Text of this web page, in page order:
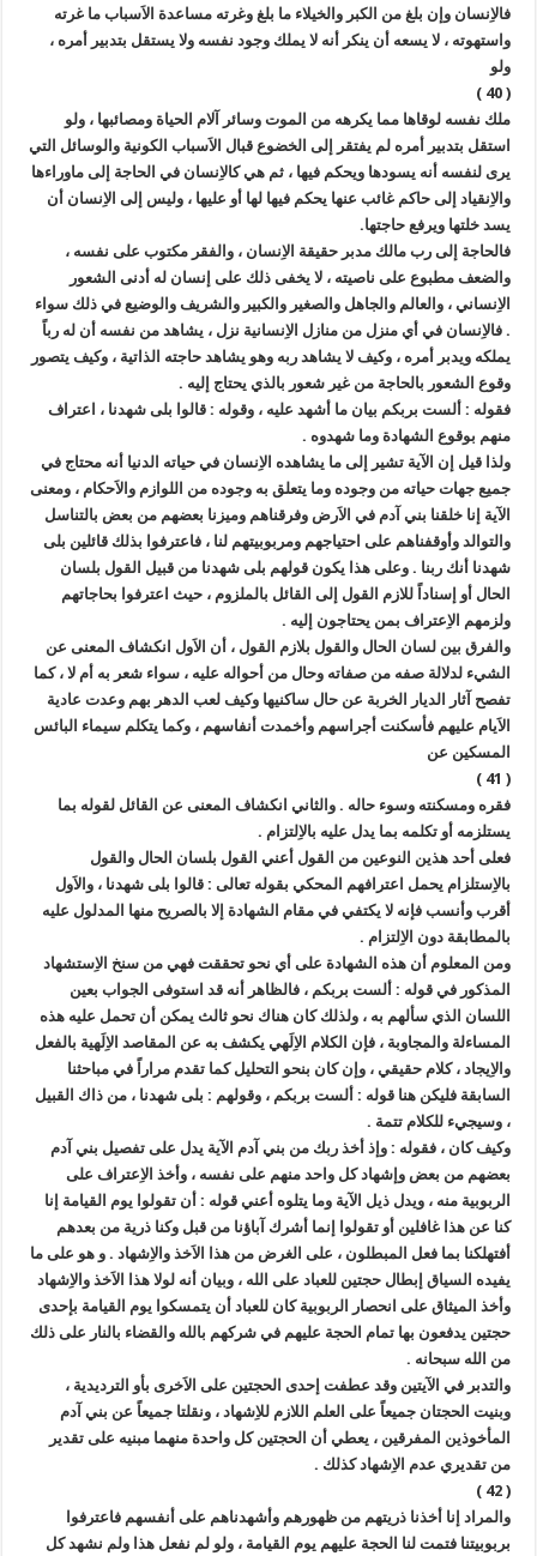
فالاِنسان وإن بلغ من الكبر والخيلاء ما بلغ وغرته مساعدة الاَسباب ما غرته
واستهوته ، لا يسعه أن ينكر أنه لا يملك وجود نفسه ولا يستقل بتدبير أمره ،
ولو
( 40 )
ملك نفسه لوقاها مما يكرهه من الموت وسائر آلام الحياة ومصائبها ، ولو
استقل بتدبير أمره لم يفتقر إلى الخضوع قبال الاَسباب الكونية والوسائل التي
يرى لنفسه أنه يسودها ويحكم فيها ، ثم هي كالاِنسان في الحاجة إلى ماوراءها
والاِنقياد إلى حاكم غائب عنها يحكم فيها لها أو عليها ، وليس إلى الاِنسان أن
يسد خلتها ويرفع حاجتها.
فالحاجة إلى رب مالك مدبر حقيقة الاِنسان ، والفقر مكتوب على نفسه ،
والضعف مطبوع على ناصيته ، لا يخفى ذلك على إنسان له أدنى الشعور
الاِنساني ، والعالم والجاهل والصغير والكبير والشريف والوضيع في ذلك سواء
. فالاِنسان في أي منزل من منازل الاِنسانية نزل ، يشاهد من نفسه أن له رباً
يملكه ويدبر أمره ، وكيف لا يشاهد ربه وهو يشاهد حاجته الذاتية ، وكيف يتصور
وقوع الشعور بالحاجة من غير شعور بالذي يحتاج إليه .
فقوله : ألست بربكم بيان ما أشهد عليه ، وقوله : قالوا بلى شهدنا ، اعتراف
منهم بوقوع الشهادة وما شهدوه .
ولذا قيل إن الآية تشير إلى ما يشاهده الاِنسان في حياته الدنيا أنه محتاج في
جميع جهات حياته من وجوده وما يتعلق به وجوده من اللوازم والاَحكام ، ومعنى
الآية إنا خلقنا بني آدم في الاَرض وفرقناهم وميزنا بعضهم من بعض بالتناسل
والتوالد وأوقفناهم على احتياجهم ومربوبيتهم لنا ، فاعترفوا بذلك قائلين بلى
شهدنا أنك ربنا . وعلى هذا يكون قولهم بلى شهدنا من قبيل القول بلسان
الحال أو إسناداً للازم القول إلى القائل بالملزوم ، حيث اعترفوا بحاجاتهم
ولزمهم الاِعتراف بمن يحتاجون إليه .
والفرق بين لسان الحال والقول بلازم القول ، أن الاَول انكشاف المعنى عن
الشيء لدلالة صفه من صفاته وحال من أحواله عليه ، سواء شعر به أم لا ، كما
تفصح آثار الديار الخربة عن حال ساكنيها وكيف لعب الدهر بهم وعدت عادية
الاَيام عليهم فأسكنت أجراسهم وأخمدت أنفاسهم ، وكما يتكلم سيماء البائس
المسكين عن
( 41 )
فقره ومسكنته وسوء حاله . والثاني انكشاف المعنى عن القائل لقوله بما
يستلزمه أو تكلمه بما يدل عليه بالاِلتزام .
فعلى أحد هذين النوعين من القول أعني القول بلسان الحال والقول
بالاِستلزام يحمل اعترافهم المحكي بقوله تعالى : قالوا بلى شهدنا ، والاَول
أقرب وأنسب فإنه لا يكتفي في مقام الشهادة إلا بالصريح منها المدلول عليه
بالمطابقة دون الاِلتزام .
ومن المعلوم أن هذه الشهادة على أي نحو تحققت فهي من سنخ الاِستشهاد
المذكور في قوله : ألست بربكم ، فالظاهر أنه قد استوفى الجواب بعين
اللسان الذي سألهم به ، ولذلك كان هناك نحو ثالث يمكن أن تحمل عليه هذه
المساءلة والمجاوبة ، فإن الكلام الاِلَهي يكشف به عن المقاصد الاِلَهية بالفعل
والاِيجاد ، كلام حقيقي ، وإن كان بنحو التحليل كما تقدم مراراً في مباحثنا
السابقة فليكن هنا قوله : ألست بربكم ، وقولهم : بلى شهدنا ، من ذاك القبيل
، وسيجيء للكلام تتمة .
وكيف كان ، فقوله : وإذ أخذ ربك من بني آدم الآية يدل على تفصيل بني آدم
بعضهم من بعض وإشهاد كل واحد منهم على نفسه ، وأخذ الاِعتراف على
الربوبية منه ، ويدل ذيل الآية وما يتلوه أعني قوله : أن تقولوا يوم القيامة إنا
كنا عن هذا غافلين أو تقولوا إنما أشرك آباؤنا من قبل وكنا ذرية من بعدهم
أفتهلكنا بما فعل المبطلون ، على الغرض من هذا الاَخذ والاِشهاد . و هو على ما
يفيده السياق إبطال حجتين للعباد على الله ، وبيان أنه لولا هذا الاَخذ والاِشهاد
وأخذ الميثاق على انحصار الربوبية كان للعباد أن يتمسكوا يوم القيامة بإحدى
حجتين يدفعون بها تمام الحجة عليهم في شركهم بالله والقضاء بالنار على ذلك
من الله سبحانه .
والتدبر في الآيتين وقد عطفت إحدى الحجتين على الاَخرى بأو الترديدية ،
وبنيت الحجتان جميعاً على العلم اللازم للاِشهاد ، ونقلتا جميعاً عن بني آدم
المأخوذين المفرقين ، يعطي أن الحجتين كل واحدة منهما مبنيه على تقدير
من تقديري عدم الاِشهاد كذلك .
( 42 )
والمراد إنا أخذنا ذريتهم من ظهورهم وأشهدناهم على أنفسهم فاعترفوا
بربوبيتنا فتمت لنا الحجة عليهم يوم القيامة ، ولو لم نفعل هذا ولم نشهد كل